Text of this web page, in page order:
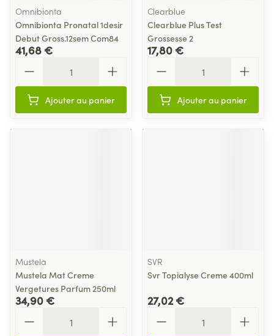
Omnibionta
Omnibionta Pronatal 1desir
Debut Gross.12sem Com84
41,68 €
Ajouter au panier
Clearblue
Clearblue Plus Test
Grossesse 2
17,80 €
Ajouter au panier
Mustela
Mustela Mat Creme
Vergetures Parfum 250ml
34,90 €
SVR
Svr Topialyse Creme 400ml
27,02 €